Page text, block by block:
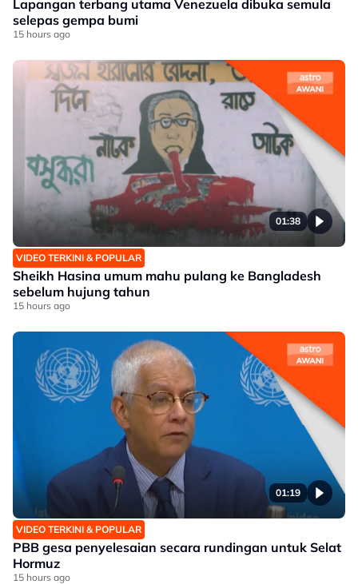
Lapangan terbang utama Venezuela dibuka semula
selepas gempa bumi
15 hours ago
01:38
VIDEO TERKINI & POPULAR
Sheikh Hasina umum mahu pulang ke Bangladesh
sebelum hujung tahun
15 hours ago
01:19
VIDEO TERKINI & POPULAR
PBB gesa penyelesaian secara rundingan untuk Selat
Hormuz
15 hours ago